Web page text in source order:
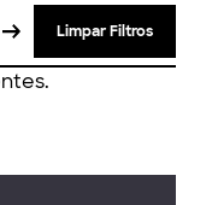
Limpar Filtros